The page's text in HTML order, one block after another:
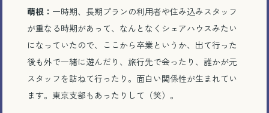
萌根： 一時期、長期プランの利用者や住み込みスタッフ
が重なる時期があって、なんとなくシェアハウスみたい
になっていたので、ここから卒業というか、出て行った
後も外で一緒に遊んだり、旅行先で会ったり、誰かが元
スタッフを訪ねて行ったり。面白い関係性が生まれてい
ます。東京支部もあったりして（笑）。